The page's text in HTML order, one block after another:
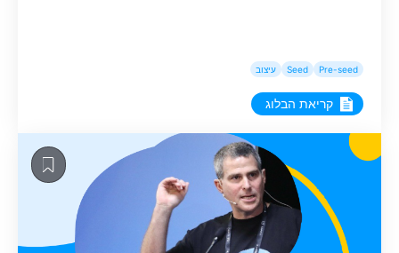
Pre-seed
Seed עיצוב
קריאת הבלוג